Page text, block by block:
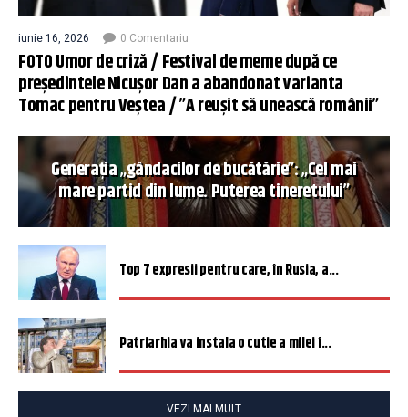
iunie 16, 2026 0 Comentariu
FOTO Umor de criză / Festival de meme după ce
președintele Nicușor Dan a abandonat varianta
Tomac pentru Veștea / ”A reușit să unească românii”
Generația „gândacilor de bucătărie”: „Cel mai
mare partid din lume. Puterea tineretului”
Top 7 expresii pentru care, în Rusia, a...
Patriarhia va instala o cutie a milei î...
VEZI MAI MULT